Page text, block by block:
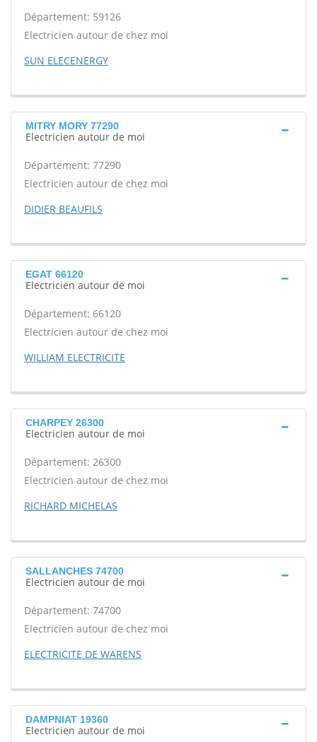
Département: 59126
Electricien autour de chez moi
SUN ELECENERGY
MITRY MORY 77290
Electricien autour de moi
Département: 77290
Electricien autour de chez moi
DIDIER BEAUFILS
EGAT 66120
Electricien autour de moi
Département: 66120
Electricien autour de chez moi
WILLIAM ELECTRICITE
CHARPEY 26300
Electricien autour de moi
Département: 26300
Electricien autour de chez moi
RICHARD MICHELAS
SALLANCHES 74700
Electricien autour de moi
Département: 74700
Electricien autour de chez moi
ELECTRICITE DE WARENS
DAMPNIAT 19360
Electricien autour de moi